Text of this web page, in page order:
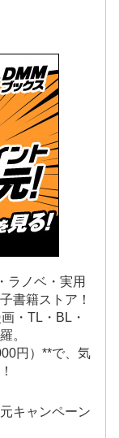
ラノベ・実用
書籍ストア！
・TL・BL・
。
円）**で、気
キャンペーン